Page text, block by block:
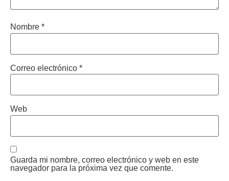
Nombre *
Correo electrónico *
Web
Guarda mi nombre, correo electrónico y web en este
navegador para la próxima vez que comente.